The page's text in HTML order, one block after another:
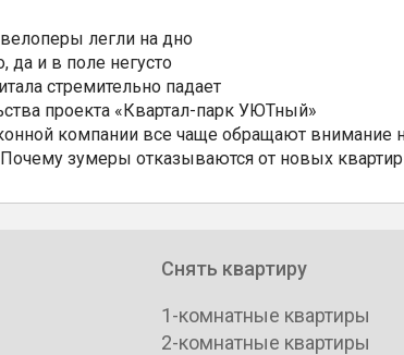
легли на дно
да и в поле негусто
стремительно падает
проекта «Квартал-парк УЮТный»
компании все чаще обращают внимание
зумеры отказываются от новых
Снять квартиру
1-комнатные квартиры
2-комнатные квартиры